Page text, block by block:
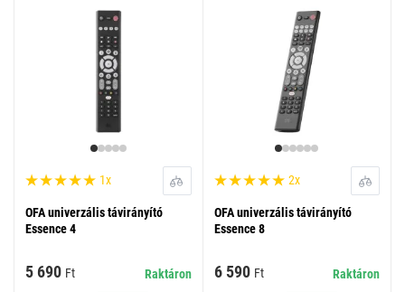
1x
OFA univerzális távirányító
Essence 4
5 690 Ft Raktáron
2x
OFA univerzális távirányító
Essence 8
6 590 Ft Raktáron